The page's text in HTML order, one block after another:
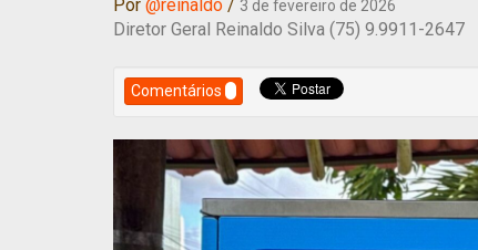
Por @reinaldo / 3 de fevereiro de 2026
Diretor Geral Reinaldo Silva (75) 9.9911-2647
Comentários